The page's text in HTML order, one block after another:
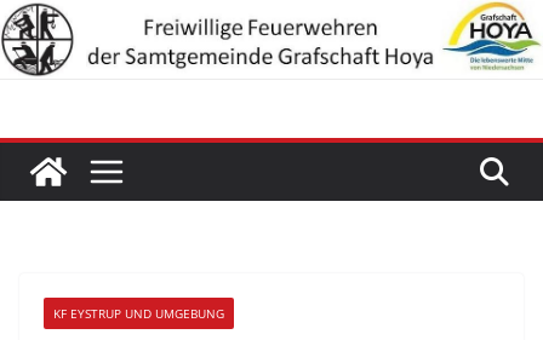
Zum
Inhalt
springen
KF EYSTRUP UND UMGEBUNG